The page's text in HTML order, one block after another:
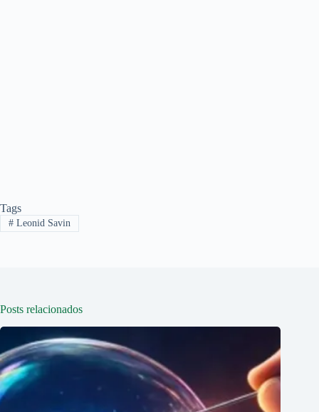
Tags
#Leonid Savin
Posts relacionados